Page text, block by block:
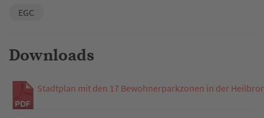
EGC
Downloads
Stadtplan mit den 17 Bewohnerparkzonen in der